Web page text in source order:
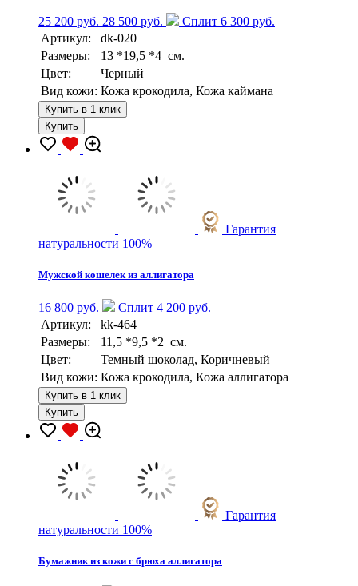
25 200 руб. 28 500 руб.
Сплит 6 300 руб.
Артикул:
dk-020
Размеры:
13 *19,5 *4 см.
Цвет:
Черный
Вид кожи: Кожа крокодила, Кожа каймана
Купить в 1 клик
Купить
Гарантия
натуральности 100%
Мужской кошелек из аллигатора
16 800 руб.
Сплит 4 200 руб.
Артикул:
kk-464
Размеры:
11,5 *9,5 *2 см.
Цвет:
Темный шоколад, Коричневый
Вид кожи: Кожа крокодила, Кожа аллигатора
Купить в 1 клик
Купить
Гарантия
натуральности 100%
Бумажник из кожи с брюха аллигатора